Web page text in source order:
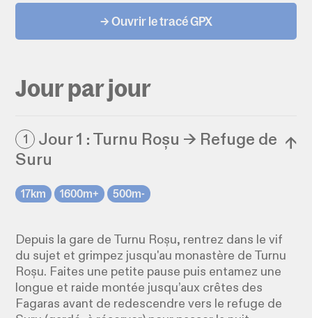
→ Ouvrir le tracé GPX
Jour par jour
1
Jour 1 : Turnu Roșu → Refuge de
Suru
↓
17km 1600m+ 500m-
Depuis la gare de Turnu Roșu, rentrez dans le vif
du sujet et grimpez jusqu'au monastère de Turnu
Roșu. Faites une petite pause puis entamez une
longue et raide montée jusqu’aux crêtes des
Fagaras avant de redescendre vers le refuge de